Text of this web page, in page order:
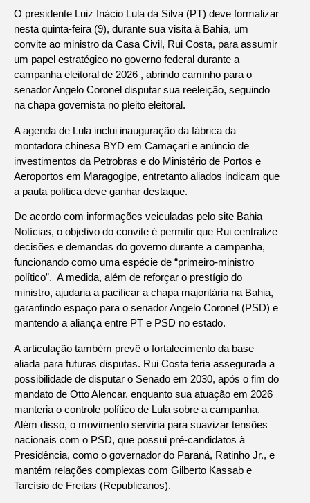
O presidente Luiz Inácio Lula da Silva (PT) deve formalizar
nesta quinta-feira (9), durante sua visita à Bahia, um
convite ao ministro da Casa Civil, Rui Costa, para assumir
um papel estratégico no governo federal durante a
campanha eleitoral de 2026 , abrindo caminho para o
senador Angelo Coronel disputar sua reeleição, seguindo
na chapa governista no pleito eleitoral.
A agenda de Lula inclui inauguração da fábrica da
montadora chinesa BYD em Camaçari e anúncio de
investimentos da Petrobras e do Ministério de Portos e
Aeroportos em Maragogipe, entretanto aliados indicam que
a pauta política deve ganhar destaque.
De acordo com informações veiculadas pelo site Bahia
Notícias, o objetivo do convite é permitir que Rui centralize
decisões e demandas do governo durante a campanha,
funcionando como uma espécie de “primeiro-ministro
político”. A medida, além de reforçar o prestígio do
ministro, ajudaria a pacificar a chapa majoritária na Bahia,
garantindo espaço para o senador Angelo Coronel (PSD) e
mantendo a aliança entre PT e PSD no estado.
A articulação também prevê o fortalecimento da base
aliada para futuras disputas. Rui Costa teria assegurada a
possibilidade de disputar o Senado em 2030, após o fim do
mandato de Otto Alencar, enquanto sua atuação em 2026
manteria o controle político de Lula sobre a campanha.
Além disso, o movimento serviria para suavizar tensões
nacionais com o PSD, que possui pré-candidatos à
Presidência, como o governador do Paraná, Ratinho Jr., e
mantém relações complexas com Gilberto Kassab e
Tarcísio de Freitas (Republicanos).